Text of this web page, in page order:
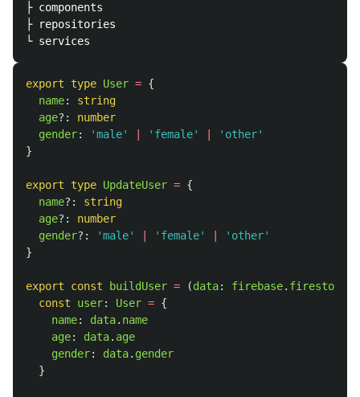
├ components
├ repositories
export type User = {
name:
string
age?:
number
gender: 'male' ' female' ' other'
}
export type UpdateUser = {
name?:
string
age?:
number
gender?: 'male' ' female' ' other'
}
export const buildUser = (data: firebase. firestore
const
user: User = {
name: data. name
age: data. age
gender: data. gender
}